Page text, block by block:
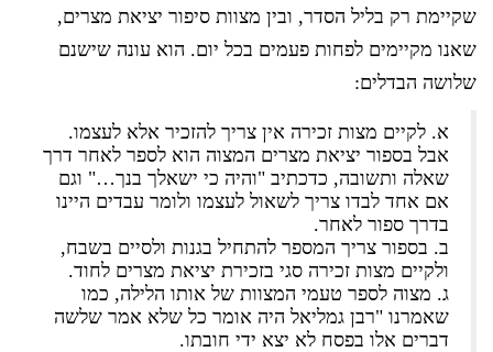
שקיימת רק בליל הסדר, ובין מצוות סיפור יציאת מצרים,
שאנו מקיימים לפחות פעמים בכל יום. הוא עונה שישנם
שלושה הבדלים:
א. לקיים מצות זכירה אין צריך להזכיר אלא לעצמו.
אבל בספור יציאת מצרים המצוה הוא לספר לאחר דרך
שאלה ותשובה, כדכתיב "והיה כי ישאלך בנך…" וגם
אם אחד לבדו צריך לשאול לעצמו ולומר עבדים היינו
בדרך ספור לאחר.
ב. בספור צריך המספר להתחיל בגנות ולסיים בשבח,
ולקיים מצות זכירה סגי בזכירת יציאת מצרים לחוד.
ג. מצוה לספר טעמי המצוות של אותו הלילה, כמו
שאמרנו "רבן גמליאל היה אומר כל שלא אמר שלשה
דברים אלו בפסח לא יצא ידי חובתו.